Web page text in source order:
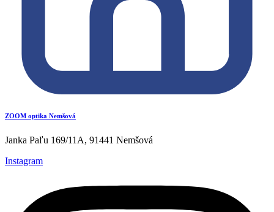
ZOOM optika Nemšová
Janka Paľu 169/11A, 91441 Nemšová
Instagram